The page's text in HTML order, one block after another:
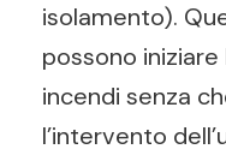
isolamento).
possono
incendi senza
l’intervento